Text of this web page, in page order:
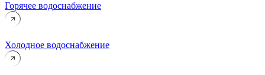
Горячее водоснабжение
Холодное водоснабжение